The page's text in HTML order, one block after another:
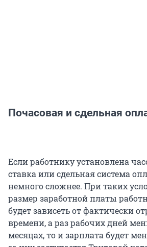
Почасовая и сдельная
Если работнику установлена
ставка или сдельная система
немного сложнее. При таких
размер заработной платы
будет зависеть от фактически
времени, а раз рабочих дней
месяцах, то и зарплата будет